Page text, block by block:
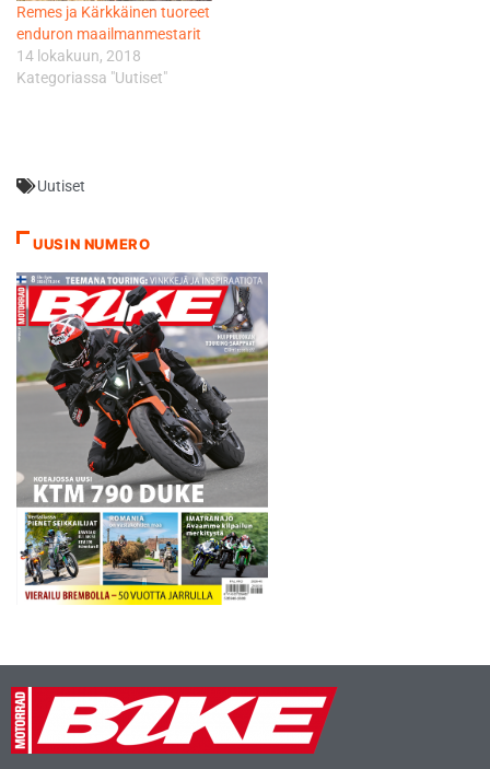
EnduroGP-luokan johtoon.
Hän sai itselleen 24MX
Leader…
Remes ja Kärkkäinen tuoreet
enduron maailmanmestarit
14 lokakuun, 2018
Kategoriassa "Uutiset"
Uutiset
UUSIN NUMERO